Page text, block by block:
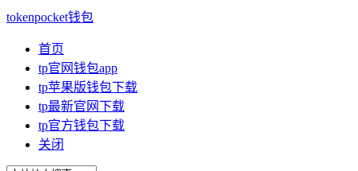
tokenpocket钱包
首页
tp官网钱包app
tp苹果版钱包下载
tp最新官网下载
tp官方钱包下载
关闭